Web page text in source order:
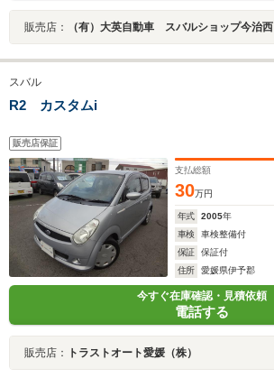
販売店： （有）大英自動車 スバルショップ今治西
スバル
R2 カスタムi
販売店保証
支払総額
30万円
年式 2005年
車検
車検整備付
保証
保証付
住所
愛媛県伊予郡
今すぐ在庫確認・見積依頼
電話する
販売店： トラストオート愛媛（株）